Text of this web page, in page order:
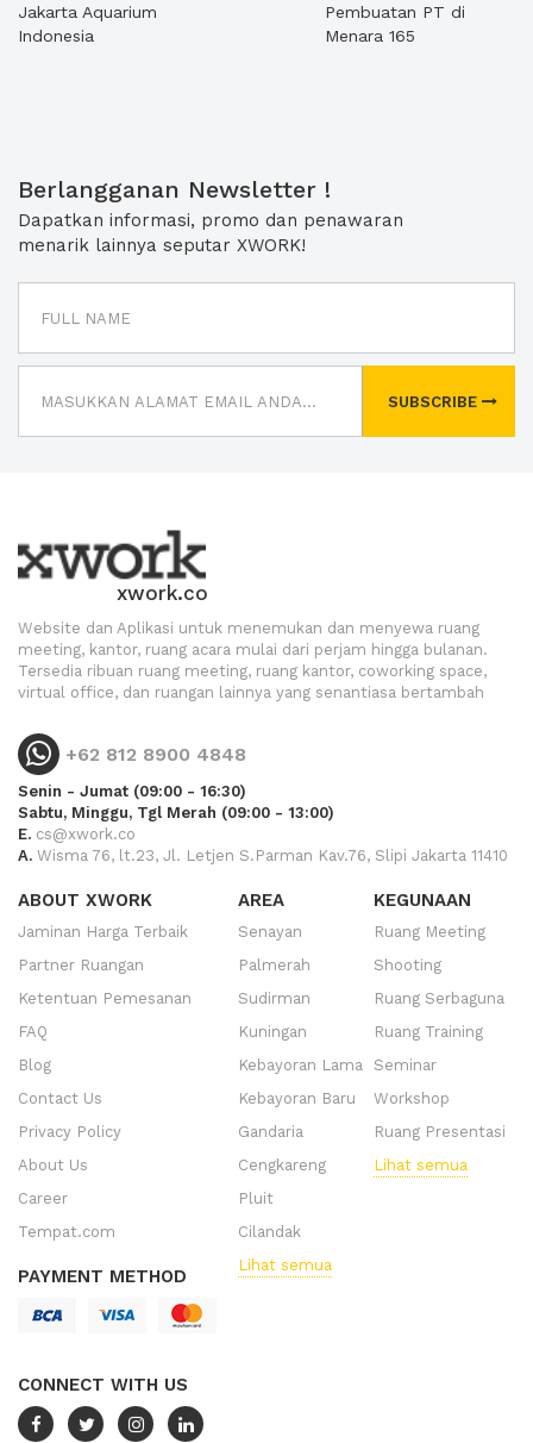
Jakarta Aquarium
Indonesia
Pembuatan PT di
Menara 165
Berlangganan Newsletter !
Dapatkan informasi, promo dan penawaran
menarik lainnya seputar XWORK!
SUBSCRIBE
xwork.co
Website dan Aplikasi untuk menemukan dan menyewa ruang
meeting, kantor, ruang acara mulai dari perjam hingga bulanan.
Tersedia ribuan ruang meeting, ruang kantor, coworking space,
virtual office, dan ruangan lainnya yang senantiasa bertambah
+62 812 8900 4848
Senin - Jumat (09:00 - 16:30)
Sabtu, Minggu, Tgl Merah (09:00 - 13:00)
E. cs@xwork.co
A. Wisma 76, lt.23, Jl. Letjen S.Parman Kav.76, Slipi Jakarta 11410
ABOUT XWORK
Jaminan Harga Terbaik
Partner Ruangan
Ketentuan Pemesanan
FAQ
Blog
Contact Us
Privacy Policy
About Us
Career
Tempat.com
PAYMENT METHOD
CONNECT WITH US
AREA
Senayan
Palmerah
Sudirman
Kuningan
Kebayoran Lama
Kebayoran Baru
Gandaria
Cengkareng
Pluit
Cilandak
Lihat semua
KEGUNAAN
Ruang Meeting
Shooting
Ruang Serbaguna
Ruang Training
Seminar
Workshop
Ruang Presentasi
Lihat semua